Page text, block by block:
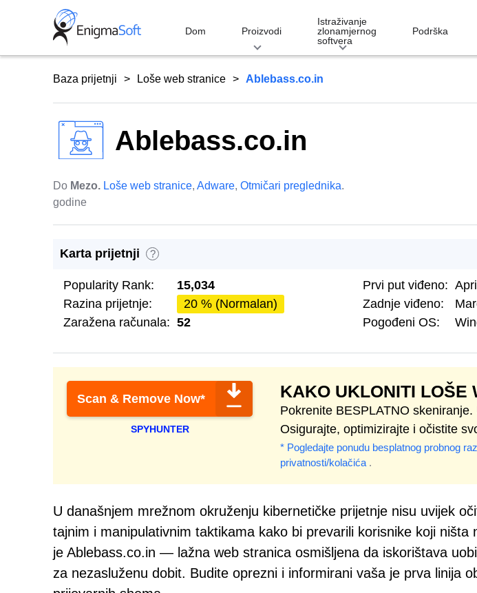
Dom Proizvodi
Istraživanje
zlonamjernog
softvera
Podrška
Baza prijetnji Loše web stranice Ablebass.co.in
Ablebass.co.in
Do Mezo. Loše web stranice, Adware, Otmičari preglednika.
godine
Karta prijetnji ?
Popularity Rank:
15,034
Razina prijetnje:
20 % (Normalan)
Zaražena računala: 52
Prvi put viđeno:
Zadnje viđeno:
Pogođeni OS:
Scan & Remove Now*
SPYHUNTER
KAKO UKLONITI LOŠE
Pokrenite BESPLATNO
Osigurajte, optimizirajte i očistite
* Pogledajte ponudu besplatnog probnog
privatnosti/kolačića .
U današnjem mrežnom okruženju kibernetičke prijetnje nisu uvijek
tajnim i manipulativnim taktikama kako bi prevarili korisnike koji ništa
je Ablebass.co.in — lažna web stranica osmišljena da iskorištava
za nezasluženu dobit. Budite oprezni i informirani vaša je prva linija